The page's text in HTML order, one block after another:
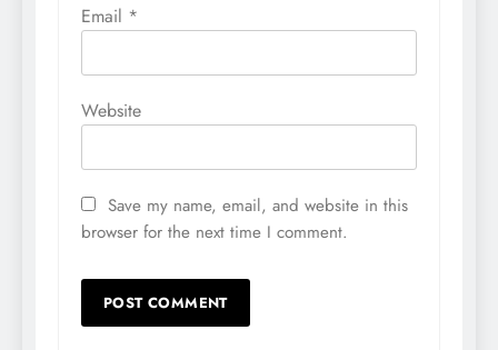
Email *
Website
Save my name, email, and website in this
browser for the next time I comment.